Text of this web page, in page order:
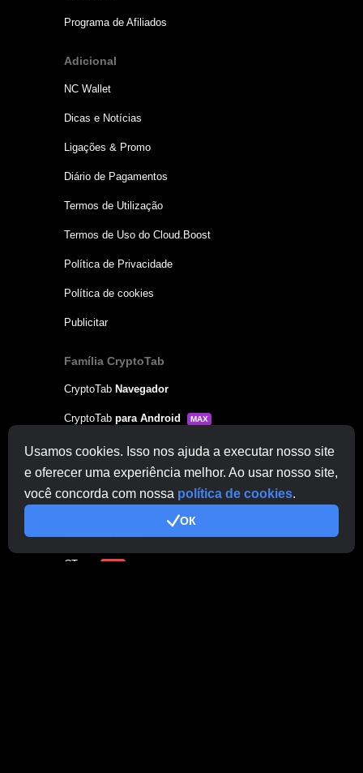
Usamos cookies. Isso nos ajuda a executar nosso site
e oferecer uma experiência melhor. Ao usar nosso site,
você concorda com nossa política de cookies.
ОК
Programa de Afiliados
Adicional
NC Wallet
Dicas e Notícias
Ligações & Promo
Diário de Pagamentos
Termos de Utilização
Termos de Uso do Cloud.Boost
Política de Privacidade
Política de cookies
Publicitar
Família CryptoTab
CryptoTab Navegador
CryptoTab para Android MAX
CryptoTabpara Android PRO
CryptoTabpara Android LITE
CT Pool NEW
CryptoTabFarm
CTags